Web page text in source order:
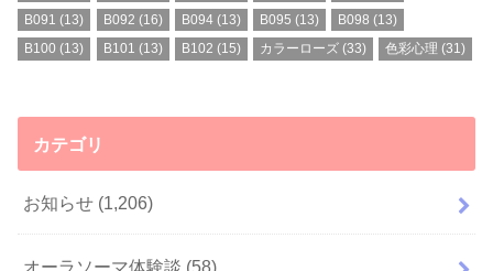
B091 (13) B092 (16) B094(13) B095 (13) B098 (13)
B100 (13) B101 (13) B102 (15) カラーローズ (33) 色彩心理 (31)
カテゴリ
お知らせ (1,206)
オーラソーマ体験談 (58)